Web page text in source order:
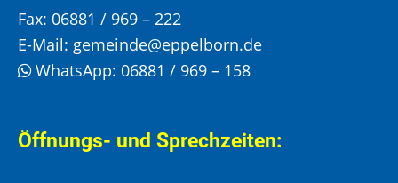
Fax: 06881 / 969 – 222
E-Mail: gemeinde@eppelborn.de
WhatsApp: 06881 / 969 – 158
Öffnungs- und Sprechzeiten: